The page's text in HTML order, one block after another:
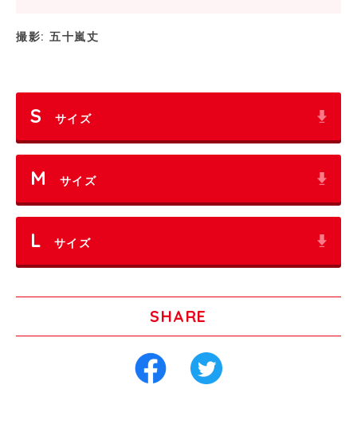
撮影: 五十嵐丈
S サイズ
M サイズ
L サイズ
SHARE